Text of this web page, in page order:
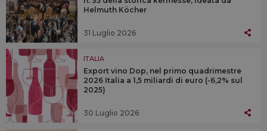
Helmuth Köcher
31 Luglio 2026
ITALIA
Export vino Dop, nel primo quadrimestre
2026 Italia a 1,5 miliardi di euro (-6,2% sul
2025)
30 Luglio 2026